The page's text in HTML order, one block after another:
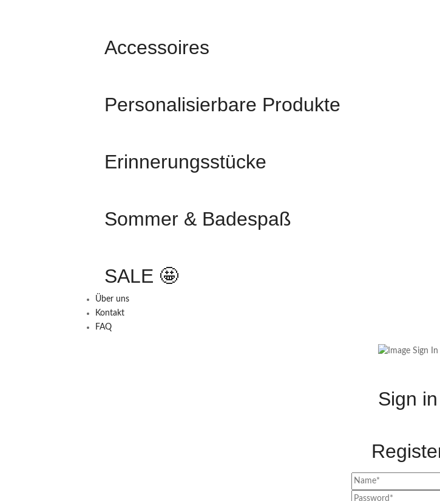
Accessoires
Personalisierbare Produkte
Erinnerungsstücke
Sommer & Badespaß
SALE 🤩
Über uns
Kontakt
FAQ
Sign in